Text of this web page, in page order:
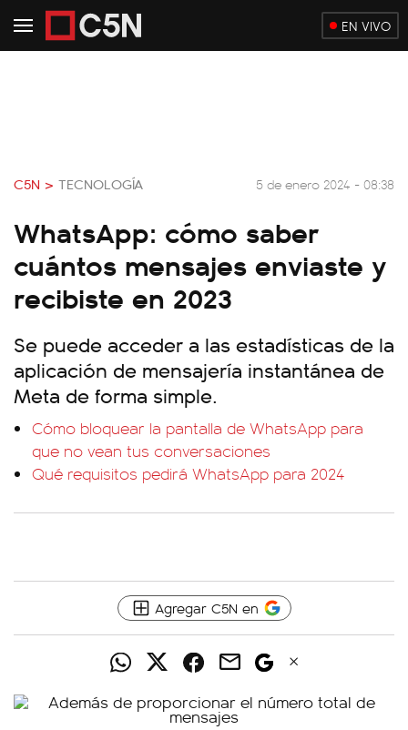
EN VIVO
C5N > TECNOLOGÍA 5 de enero 2024 - 08:38
WhatsApp: cómo saber
cuántos mensajes enviaste y
recibiste en 2023
Se puede acceder a las estadísticas de la
aplicación de mensajería instantánea de
Meta de forma simple.
Cómo bloquear la pantalla de WhatsApp para
que no vean tus conversaciones
Qué requisitos pedirá WhatsApp para 2024
Agregar C5N en